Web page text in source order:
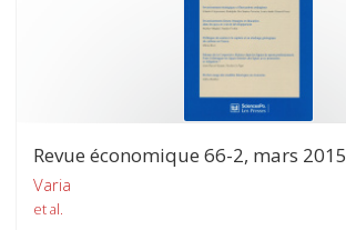
Revue économique 66-2, mars 2015
Varia
et al.